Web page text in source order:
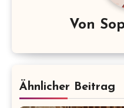
Von
Ähnlicher Beitrag